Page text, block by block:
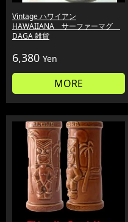
Vintage ハワイアン
HAWAIIANA サーファーマグ
DAGA 雑貨
6,380 Yen
MORE